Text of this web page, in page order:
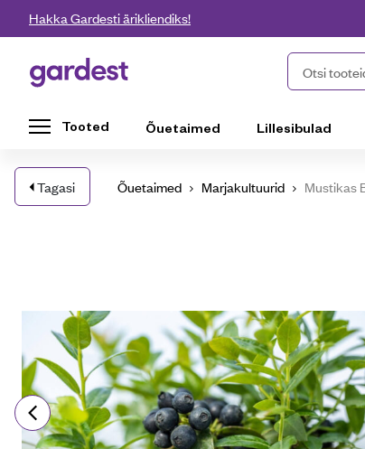
Liigu edasi põhisisu juurde
Hakka Gardesti ärikliendiks!
Gardest Otsi
Tooted Õuetaimed Lillesibulad
Tagasi Õuetaimed Marjakultuurid Mustikas